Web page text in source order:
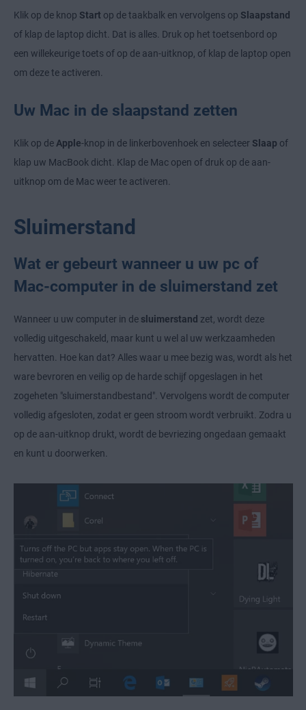
Klik op de knop Start op de taakbalk en vervolgens op Slaapstand
of klap de laptop dicht. Dat is alles. Druk op het toetsenbord op
een willekeurige toets of op de aan-uitknop, of klap de laptop open
om deze te activeren.
Uw Mac in de slaapstand zetten
Klik op de Apple-knop in de linkerbovenhoek en selecteer Slaap of
klap uw MacBook dicht. Klap de Mac open of druk op de aan-
uitknop om de Mac weer te activeren.
Sluimerstand
Wat er gebeurt wanneer u uw pc of
Mac-computer in de sluimerstand zet
Wanneer u uw computer in de sluimerstand zet, wordt deze
volledig uitgeschakeld, maar kunt u wel al uw werkzaamheden
hervatten. Hoe kan dat? Alles waar u mee bezig was, wordt als het
ware bevroren en veilig op de harde schijf opgeslagen in het
zogeheten "sluimerstandbestand". Vervolgens wordt de computer
volledig afgesloten, zodat er geen stroom wordt verbruikt. Zodra u
op de aan-uitknop drukt, wordt de bevriezing ongedaan gemaakt
en kunt u doorwerken.